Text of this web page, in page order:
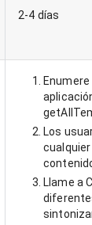
2-4 días
Los
Llame a